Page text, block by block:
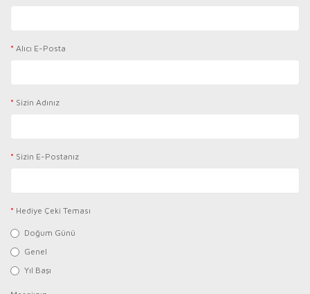
Alıcı E-Posta
Sizin Adınız
Sizin E-Postanız
Hediye Çeki Teması
Doğum Günü
Genel
Yıl Başı